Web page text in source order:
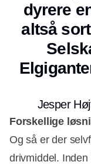
dyrere
altså
Jesper
Forskellige
Og så er der
drivmiddel.